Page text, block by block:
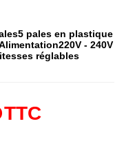
pales en plastique
- 240V
réglables
TTC